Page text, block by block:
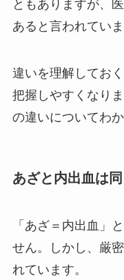
ともありますが、
あると言われていま
違いを理解してお
把握しやすくなり
の違いについてわ
あざと内出血は
「あざ＝内出血」
せん。しかし、厳
れています。